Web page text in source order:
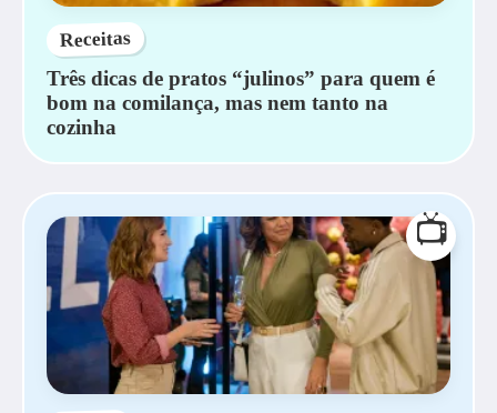
Receitas
Três dicas de pratos “julinos” para quem é
bom na comilança, mas nem tanto na
cozinha
📺